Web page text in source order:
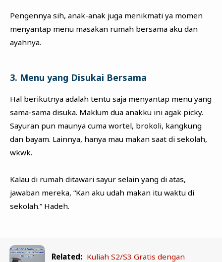
Pengennya sih, anak-anak juga menikmati ya momen
menyantap menu masakan rumah bersama aku dan
ayahnya.
3. Menu yang Disukai Bersama
Hal berikutnya adalah tentu saja menyantap menu yang
sama-sama disuka. Maklum dua anakku ini agak picky.
Sayuran pun maunya cuma wortel, brokoli, kangkung
dan bayam. Lainnya, hanya mau makan saat di sekolah,
wkwk.
Kalau di rumah ditawari sayur selain yang di atas,
jawaban mereka, “Kan aku udah makan itu waktu di
sekolah.” Hadeh.
Related: Kuliah S2/S3 Gratis dengan